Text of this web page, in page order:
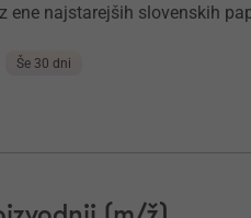
ene najstarejših slovenskih
Še 30 dni